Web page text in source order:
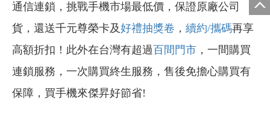
通信連鎖，挑戰手機市場最低價，保證原廠公司
貨，還送千元尊榮卡及好禮抽獎卷 ， 續約/攜碼再享
高額折扣！此外在台灣有超過百間門市 ，一間購買
連鎖服務，一次購買終生服務，售後免擔心購買有
保障，買手機來傑昇好節省!